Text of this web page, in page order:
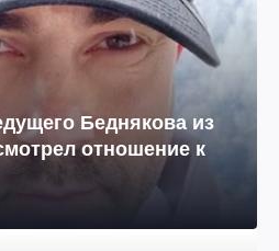
Беднякова из
отношение к